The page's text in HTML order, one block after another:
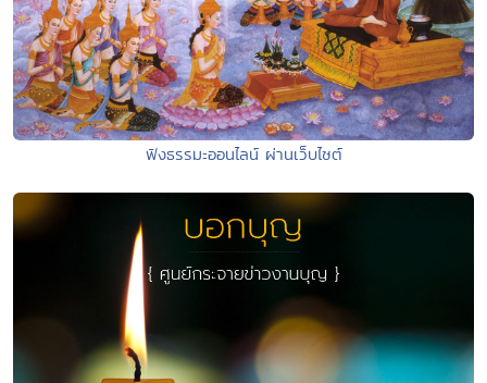
ฟังธรรมะออนไลน์ ผ่านเว็บไซต์